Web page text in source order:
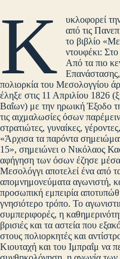
Κ
υκλοφορεί
από τις
το βιβλίο
ντουφέκι:
Από τα πιο
πολιορκία του Μεσολογγίου
έληξε στις 11 Απριλίου 1826
Βαΐων) με την ηρωική Έξοδο
τις αιχμαλωσίες όσων
στρατιώτες, γυναίκες,
«Άρχισα τα παρόντα
15», σημειώνει ο Νικόλαος
αφήγηση των όσων έζησε
Μεσολόγγι αποτελεί ένα από
απομνημονεύματα αγωνιστή,
προσωπική εμπειρία
γνησιότερο τρόπο. Το
συμπεριφορές, η
βρισιές και τα αστεία που
στους πολιορκητές και
Κιουταχή και του Ιμπραΐμ να